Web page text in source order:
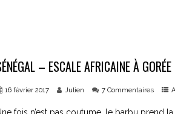
– ESCALE AFRICAINE À GORÉE
16 février 2017 Julien 7 Commentaires